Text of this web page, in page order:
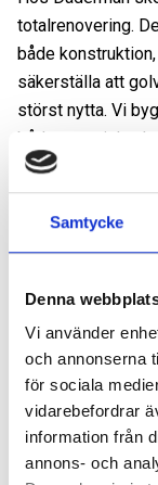
Samtycke
Denna
Vi använder
och annonserna
för sociala
vidarebefordrar
information från
annons- och
totalrenovering.
både
säkerställa att
störst nytta. Vi
både material och
FAQ
Kan jag flytta
hela
Tekniskt sett är
Flytten kräver att
att hela golvet
ekonomiskt och
fullständig